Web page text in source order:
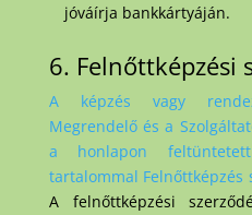
jóváírja bankkártyáján.
6. Felnőttképzési
A képzés vagy
Megrendelő és a
a honlapon
tartalommal Felnőttképzés
A felnőttképzési